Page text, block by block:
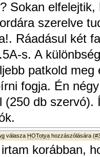
Sokan
szerelve
Ráadásul két
s. A
patkold
fogja. Én
(250 db szervó).
válasza HOTotya hozzászólására (
korábban,